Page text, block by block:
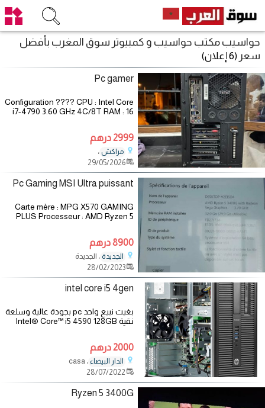
حواسيب مكتب حواسيب و كمبيوتر سوق المغرب بأفضل
سعر (6 إعلان)
Pc gamer
Configuration ???? CPU : Intel Core
i7-4790 3.60 GHz 4C/8T RAM : 16
4GB GDDR5 MOBO : Gigabyte GA-
Z97-HD3 Z97 SSD :
2999 درهم
مراكش ،
29/05/2026
Pc Gaming MSI Ultra puissant
Carte mère : MPG X570 GAMING
PLUS Processeur : AMD Ryzen 5
MHz Disque dur : WD_BLACK
SN750 500 GB NVMe Alimentation :
8900 درهم
الجديدة ، الجديدة
28/02/2023
intel core i5 4gen
بغيت نبيع واحد pc بجودة عالية وسلعة
نقية Intel® Core™ i5 4590 128GB
2000 درهم
الدار البيضاء ، casa
Ryzen 5 3400G